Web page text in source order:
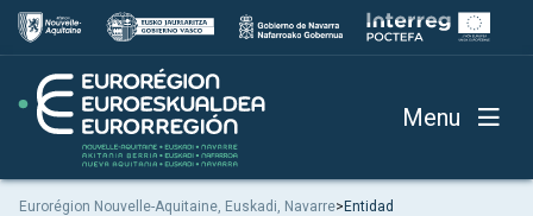
Menu
Eurorégion Nouvelle-Aquitaine, Euskadi, Navarre>Entidad